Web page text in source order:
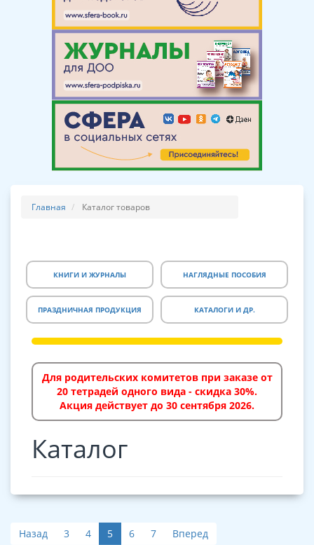
Главная Каталог товаров
КНИГИ И ЖУРНАЛЫ НАГЛЯДНЫЕ ПОСОБИЯ
ПРАЗДНИЧНАЯ ПРОДУКЦИЯ КАТАЛОГИ И ДР.
Для родительских комитетов при заказе от
20 тетрадей одного вида - скидка 30%.
Акция действует до 30 сентября 2026.
Каталог
Назад 3 4 5 6 7 Вперед